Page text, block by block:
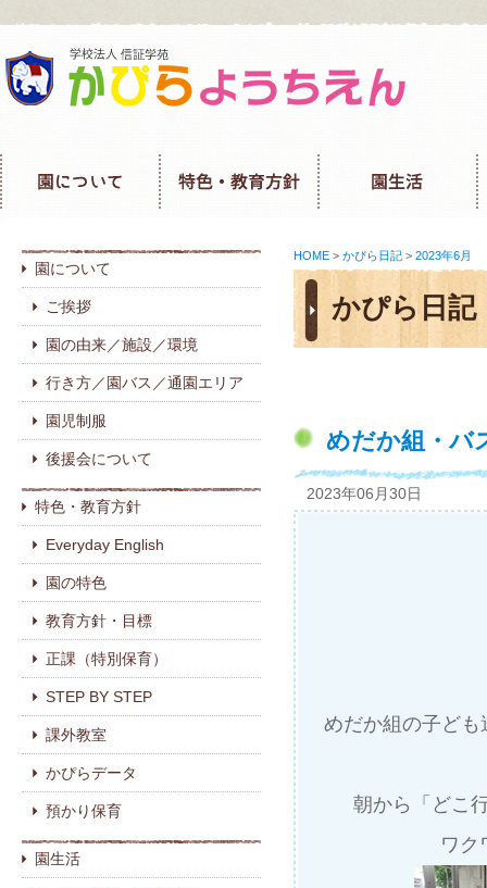
園について
ご挨拶
園の由来／施設／環境
行き方／園バス／通園エリア
園児制服
後援会について
特色・教育方針
Everyday English
園の特色
教育方針・目標
正課（特別保育）
STEP BY STEP
課外教室
かぴらデータ
預かり保育
園生活
HOME > かぴら日記 > 2023年6月
かぴら日記
めだか組・バ
2023年06月30日
めだか組の子ど
朝から「どこ
ワク